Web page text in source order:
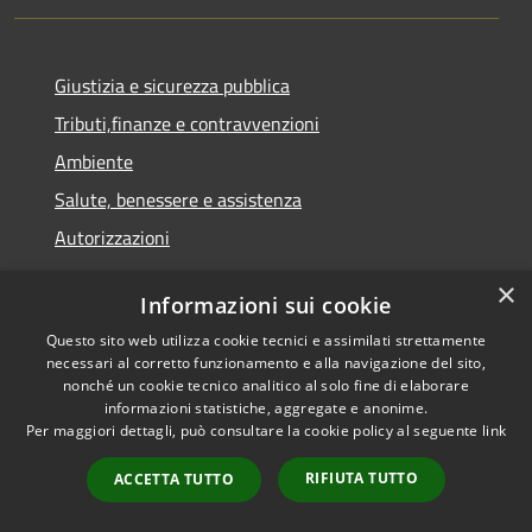
Giustizia e sicurezza pubblica
Tributi,finanze e contravvenzioni
Ambiente
Salute, benessere e assistenza
Autorizzazioni
Notizie
Comunicati
Avvisi
VIVERE IL COMUNE
×
Informazioni sui cookie
Questo sito web utilizza cookie tecnici e assimilati strettamente
necessari al corretto funzionamento e alla navigazione del sito,
nonché un cookie tecnico analitico al solo fine di elaborare
informazioni statistiche, aggregate e anonime.
Per maggiori dettagli, può consultare la cookie policy al seguente link
ACCETTA TUTTO RIFIUTA TUTTO